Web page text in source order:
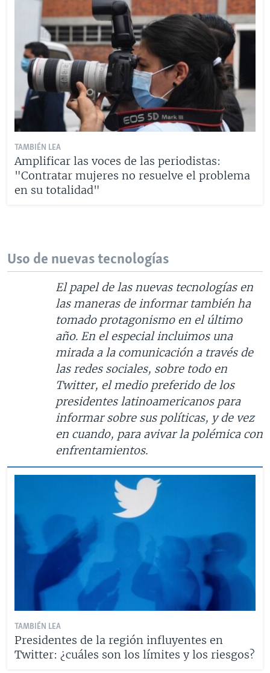
TAMBIÉN LEA
Amplificar las voces de las periodistas:
"Contratar mujeres no resuelve el problema
en su totalidad"
Uso de nuevas tecnologías
El papel de las nuevas tecnologías en
las maneras de informar también ha
tomado protagonismo en el último
año. En el especial incluimos una
mirada a la comunicación a través de
las redes sociales, sobre todo en
Twitter, el medio preferido de los
presidentes latinoamericanos para
informar sobre sus políticas, y de vez
en cuando, para avivar la polémica con
enfrentamientos.
TAMBIÉN LEA
Presidentes de la región influyentes en
Twitter: ¿cuáles son los límites y los riesgos?